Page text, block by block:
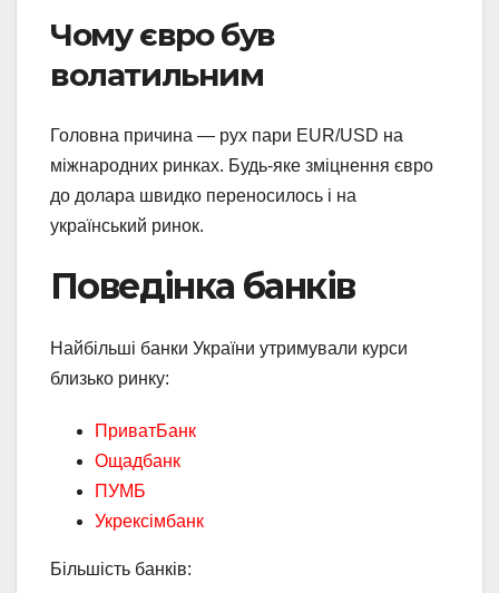
Чому євро був
волатильним
Головна причина — рух пари EUR/USD на
міжнародних ринках. Будь-яке зміцнення євро
до долара швидко переносилось і на
український ринок.
Поведінка банків
Найбільші банки України утримували курси
близько ринку:
ПриватБанк
Ощадбанк
ПУМБ
Укрексімбанк
Більшість банків: